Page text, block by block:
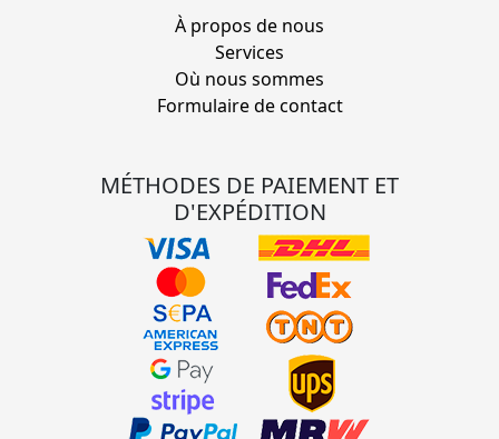
À propos de nous
Services
Où nous sommes
Formulaire de contact
MÉTHODES DE PAIEMENT ET
D'EXPÉDITION